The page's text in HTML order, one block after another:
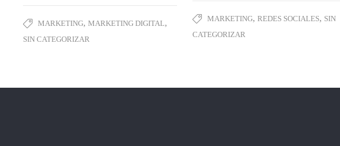
MARKETING,MARKETING DIGITAL,
SIN CATEGORIZAR
MARKETING,REDES SOCIALES, SIN
CATEGORIZAR